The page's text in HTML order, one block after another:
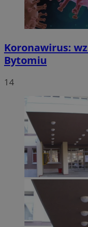
Koronawirus:
Bytomiu
14